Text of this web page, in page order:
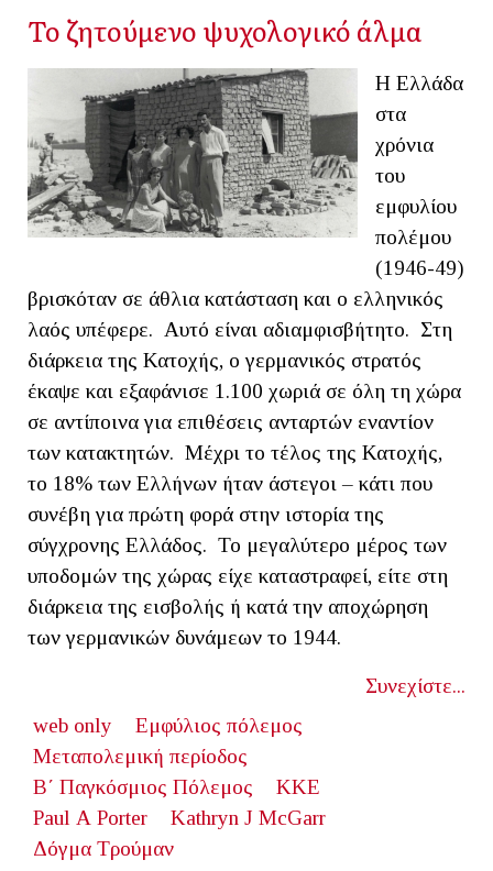
Το ζητούμενο ψυχολογικό άλμα
Η Ελλάδα
στα
χρόνια
του
εμφυλίου
πολέμου
(1946-49)
βρισκόταν σε άθλια κατάσταση και ο ελληνικός
λαός υπέφερε. Αυτό είναι αδιαμφισβήτητο. Στη
διάρκεια της Κατοχής, ο γερμανικός στρατός
έκαψε και εξαφάνισε 1.100 χωριά σε όλη τη χώρα
σε αντίποινα για επιθέσεις ανταρτών εναντίον
των κατακτητών. Μέχρι το τέλος της Κατοχής,
το 18% των Ελλήνων ήταν άστεγοι – κάτι που
συνέβη για πρώτη φορά στην ιστορία της
σύγχρονης Ελλάδος. Το μεγαλύτερο μέρος των
υποδομών της χώρας είχε καταστραφεί, είτε στη
διάρκεια της εισβολής ή κατά την αποχώρηση
των γερμανικών δυνάμεων το 1944.
Συνεχίστε...
web only
Εμφύλιος πόλεμος
Μεταπολεμική περίοδος
Β΄ Παγκόσμιος Πόλεμος
ΚΚΕ
Paul Α Porter
Kathryn J McGarr
Δόγμα Τρούμαν